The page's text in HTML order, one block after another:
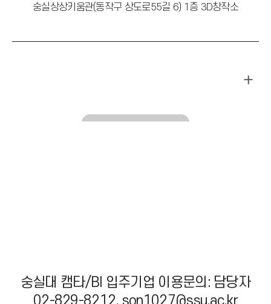
숭실상상키움관(동작구 상도로55길 6) 1층 3D창작소
숭실대 캠타/BI 입주기업 이용문의: 담당자